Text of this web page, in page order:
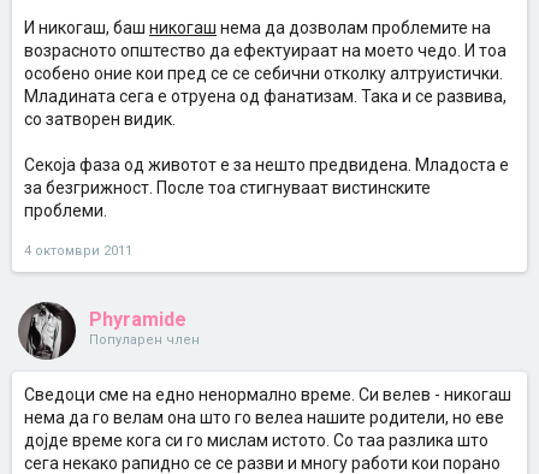
И никогаш, баш никогаш нема да дозволам проблемите на
возрасното општество да ефектуираат на моето чедо. И тоа
особено оние кои пред се се себични отколку алтруистички.
Младината сега е отруена од фанатизам. Така и се развива,
со затворен видик.
Секоја фаза од животот е за нешто предвидена. Младоста е
за безгрижност. После тоа стигнуваат вистинските
проблеми.
4 октомври 2011
Phyramide
Популарен член
Сведоци сме на едно ненормално време. Си велев - никогаш
нема да го велам она што го велеа нашите родители, но еве
дојде време кога си го мислам истото. Со таа разлика што
сега некако рапидно се се разви и многу работи кои порано